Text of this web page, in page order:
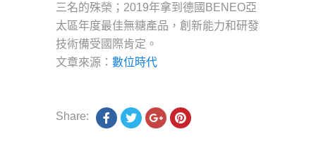
三名的殊榮；2019年拿到德國BENEO亞
太區年度最佳無糖產品，創新能力和研發
技術備受國際肯定。
文章來源： 數位時代
Share: